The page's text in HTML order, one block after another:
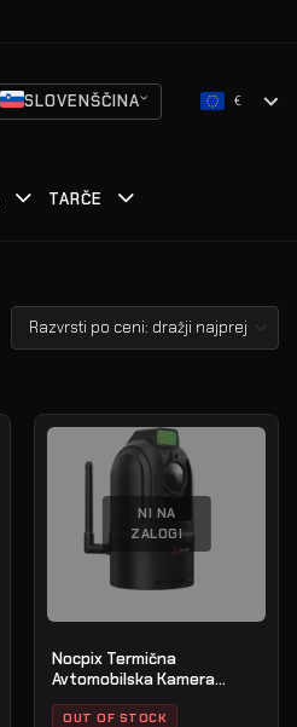
SLOVENŠČINA €
TARČE
NI NA
ZALOGI
Nocpix Termična
Avtomobilska Kamera
M6T25S
OUT OF STOCK